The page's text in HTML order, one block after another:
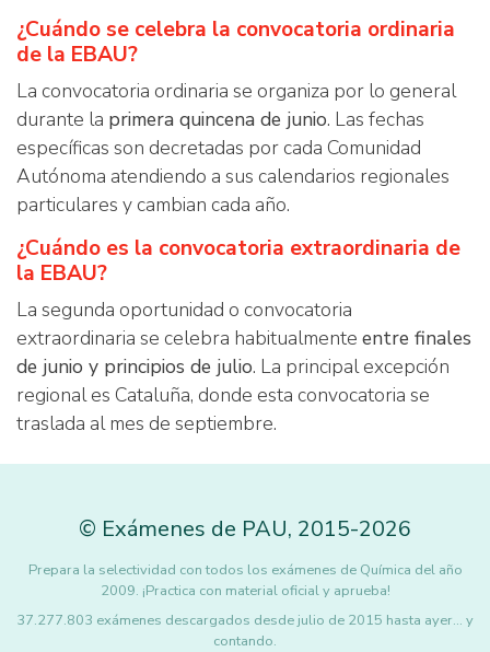
¿Cuándo se celebra la convocatoria ordinaria
de la EBAU?
La convocatoria ordinaria se organiza por lo general
durante la primera quincena de junio. Las fechas
específicas son decretadas por cada Comunidad
Autónoma atendiendo a sus calendarios regionales
particulares y cambian cada año.
¿Cuándo es la convocatoria extraordinaria de
la EBAU?
La segunda oportunidad o convocatoria
extraordinaria se celebra habitualmente entre finales
de junio y principios de julio. La principal excepción
regional es Cataluña, donde esta convocatoria se
traslada al mes de septiembre.
© Exámenes de PAU, 2015-2026
Prepara la selectividad con todos los exámenes de Química del año
2009. ¡Practica con material oficial y aprueba!
37.277.803 exámenes descargados desde julio de 2015 hasta ayer... y
contando.